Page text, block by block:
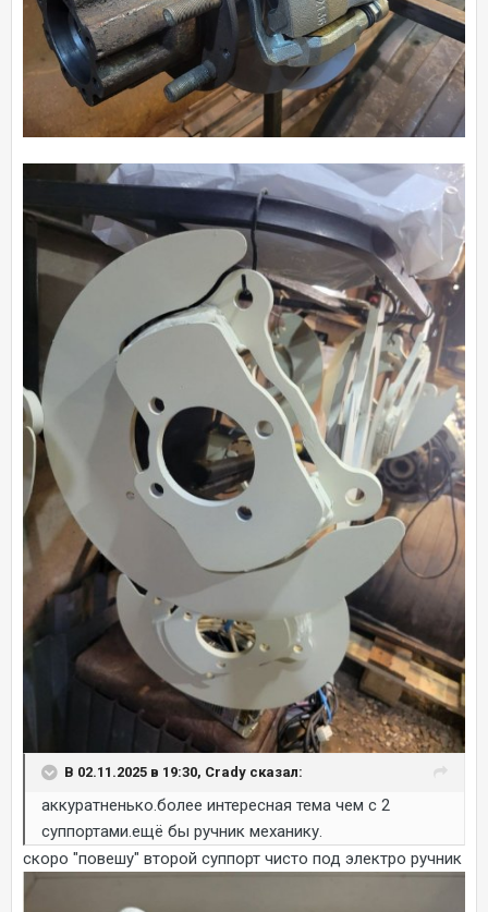
В 02.11.2025 в 19:30, Crady сказал:
аккуратненько.более интересная тема чем с 2
суппортами.ещё бы ручник механику.
скоро "повешу" второй суппорт чисто под электро ручник